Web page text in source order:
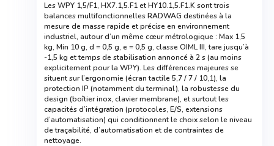
Les WPY 1,5/F1, HX7.1,5.F1 et HY10.1,5.F1.K sont trois
balances multifonctionnelles RADWAG destinées à la
mesure de masse rapide et précise en environnement
industriel, autour d’un même cœur métrologique : Max 1,5
kg, Min 10 g, d = 0,5 g, e = 0,5 g, classe OIML III, tare jusqu’à
-1,5 kg et temps de stabilisation annoncé à 2 s (au moins
explicitement pour la WPY). Les différences majeures se
situent sur l’ergonomie (écran tactile 5,7 / 7 / 10,1), la
protection IP (notamment du terminal), la robustesse du
design (boîtier inox, clavier membrane), et surtout les
capacités d’intégration (protocoles, E/S, extensions
d’automatisation) qui conditionnent le choix selon le niveau
de traçabilité, d’automatisation et de contraintes de
nettoyage.